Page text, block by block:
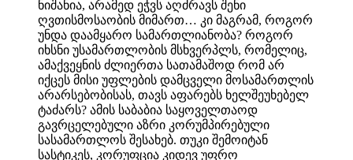
ნიშანია, არამედ ეჭვს აღძრავს შენი
ღვთისმოსაობის მიმართ… კი მაგრამ, როგორ
უნდა დაამყარო სამართლიანობა? როგორ
იხსნი უსამართლობის მსხვერპლს, რომელიც,
ამაქვეყნის ძლიერთა სათამაშოდ რომ არ
იქცეს მისი უფლების დამცველი მოსამართლის
არარსებობისას, თავს აფარებს ხელშეუხებელ
ტაძარს? ამის საბაბია საყოველთაოდ
გავრცელებული აზრი კორუმპირებული
სასამართლოს შესახებ. თუკი შემოიტან
სასტიკეს, კორუფცია კიდევ უფრო